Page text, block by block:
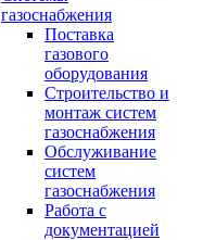
газоснабжения
Поставка
газового
оборудования
Строительство и
монтаж систем
газоснабжения
Обслуживание
систем
газоснабжения
Работа с
документацией